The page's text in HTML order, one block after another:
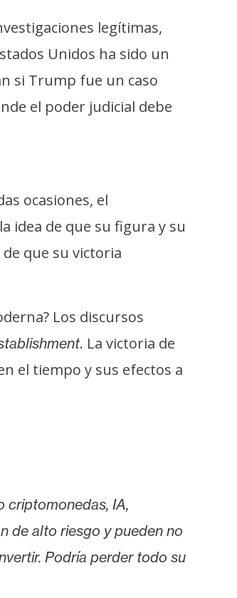
legítimas,
Unidos ha sido un
si Trump fue un caso
el poder judicial debe
ocasiones, el
idea de que su figura y su
que su victoria
Los discursos
. La victoria de
el tiempo y sus efectos a
criptomonedas, IA,
de alto riesgo y pueden no
Podría perder todo su